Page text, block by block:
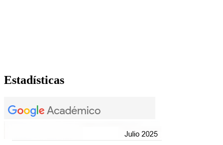
Estadísticas